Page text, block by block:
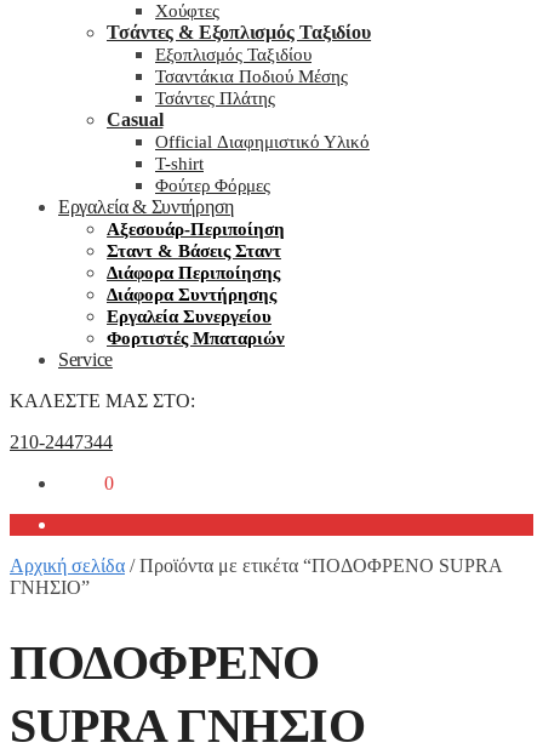
Χούφτες
Τσάντες & Εξοπλισμός Ταξιδίου
Εξοπλισμός Ταξιδίου
Τσαντάκια Ποδιού Μέσης
Τσάντες Πλάτης
Casual
Official Διαφημιστικό Υλικό
T-shirt
Φούτερ Φόρμες
Εργαλεία & Συντήρηση
Αξεσουάρ-Περιποίηση
Σταντ & Βάσεις Σταντ
Διάφορα Περιποίησης
Διάφορα Συντήρησης
Εργαλεία Συνεργείου
Φορτιστές Μπαταριών
Service
ΚΑΛΕΣΤΕ ΜΑΣ ΣΤΟ:
210-2447344
0
Αρχική σελίδα /Προϊόντα με ετικέτα “ΠΟΔΟΦΡΕΝΟ SUPRA
ΓΝΗΣΙΟ”
ΠΟΔΟΦΡΕΝΟ
SUPRA ΓΝΗΣΙΟ